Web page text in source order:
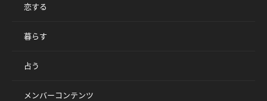
恋する
暮らす
占う
メンバーコンテンツ